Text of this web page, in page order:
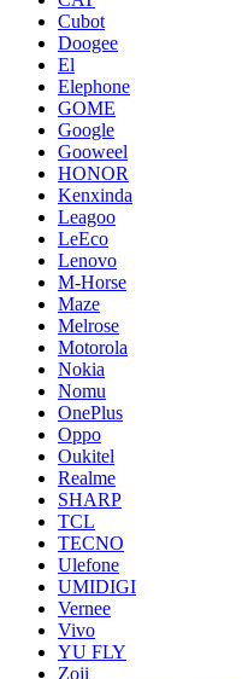
Cubot
Doogee
El
Elephone
GOME
Google
Gooweel
HONOR
Kenxinda
Leagoo
LeEco
Lenovo
M-Horse
Maze
Melrose
Motorola
Nokia
Nomu
OnePlus
Oppo
Oukitel
Realme
SHARP
TCL
TECNO
Ulefone
UMIDIGI
Vernee
Vivo
YU FLY
Zoji